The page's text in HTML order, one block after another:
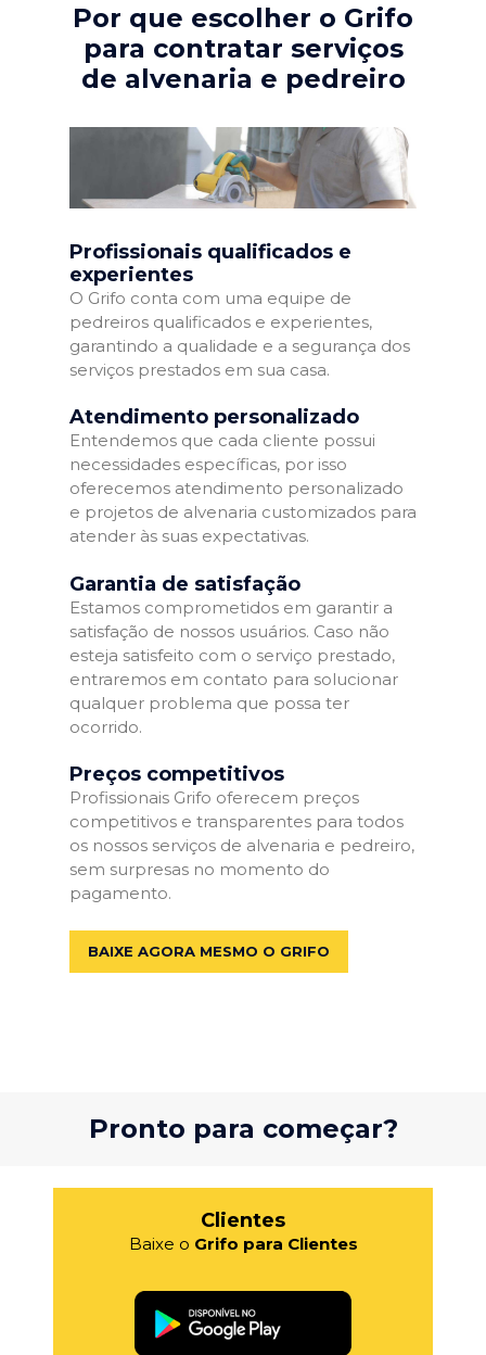
Por que escolher o Grifo
para contratar serviços
de alvenaria e pedreiro
Profissionais qualificados e
experientes
O Grifo conta com uma equipe de
pedreiros qualificados e experientes,
garantindo a qualidade e a segurança dos
serviços prestados em sua casa.
Atendimento personalizado
Entendemos que cada cliente possui
necessidades específicas, por isso
oferecemos atendimento personalizado
e projetos de alvenaria customizados para
atender às suas expectativas.
Garantia de satisfação
Estamos comprometidos em garantir a
satisfação de nossos usuários. Caso não
esteja satisfeito com o serviço prestado,
entraremos em contato para solucionar
qualquer problema que possa ter
ocorrido.
Preços competitivos
Profissionais Grifo oferecem preços
competitivos e transparentes para todos
os nossos serviços de alvenaria e pedreiro,
sem surpresas no momento do
pagamento.
BAIXE AGORA MESMO O GRIFO
Pronto para começar?
Clientes
Baixe o Grifo para Clientes